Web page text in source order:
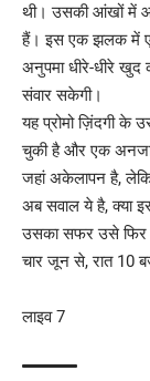
थी। उसकी आंखों में
हैं। इस एक झलक में
अनुपमा धीरे-धीरे खुद
संवार सकेगी।
यह प्रोमो ज़िंदगी के
चुकी है और एक
जहां अकेलापन है,
अब सवाल ये है, क्या
उसका सफर उसे फिर
चार जून से, रात 10
लाइव 7